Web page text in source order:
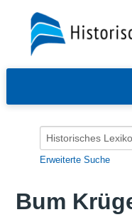
Erweiterte Suche
Bum